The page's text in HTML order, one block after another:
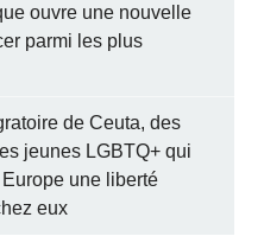
ouvre une nouvelle
parmi les plus
de Ceuta, des
jeunes LGBTQ+ qui
une liberté
eux